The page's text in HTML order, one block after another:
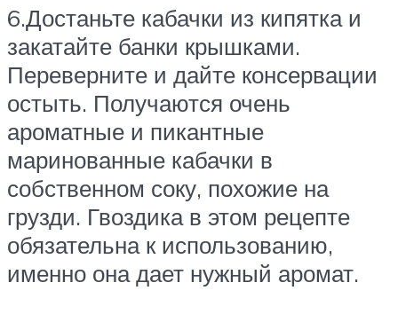
6.Достаньте кабачки из кипятка и
закатайте банки крышками.
Переверните и дайте консервации
остыть. Получаются очень
ароматные и пикантные
маринованные кабачки в
собственном соку, похожие на
грузди. Гвоздика в этом рецепте
обязательна к использованию,
именно она дает нужный аромат.